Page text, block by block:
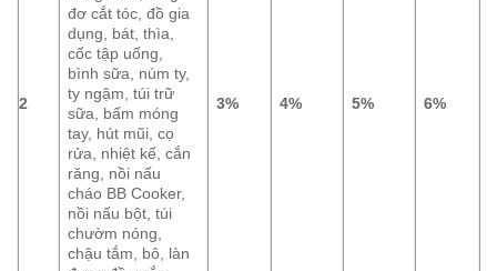
2
đơ cắt tóc, đồ gia
dụng, bát, thìa,
cốc tập uống,
bình sữa, núm ty,
ty ngậm, túi trữ
sữa, bấm móng
tay, hút mũi, cọ
rửa, nhiệt kế, cắn
răng, nồi nấu
cháo BB Cooker,
nồi nấu bột, túi
chườm nóng,
chậu tắm, bô, làn
3% 4% 5% 6%